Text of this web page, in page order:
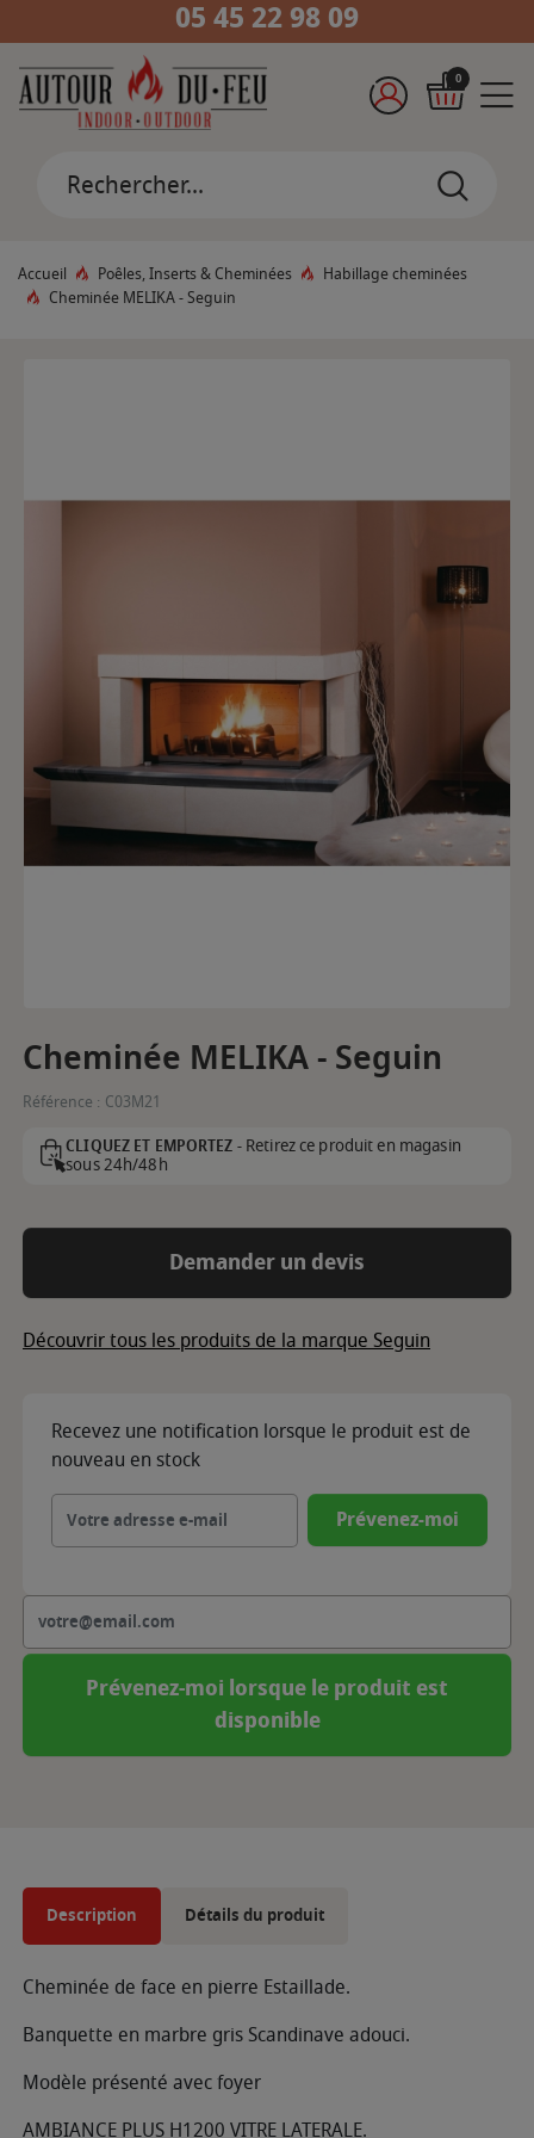
05 45 22 98 09
0
Accueil Poêles, Inserts & Cheminées
Habillage cheminées
Cheminée MELIKA - Seguin
Cheminée MELIKA - Seguin
Référence : C03M21
CLIQUEZ ET EMPORTEZ -Retirez ce produit en magasin
sous 24h/48h
Demander un devis
Découvrir tous les produits de la marque Seguin
Recevez une notification lorsque le produit est de
nouveau en stock
Prévenez-moi
Prévenez-moi lorsque le produit est
disponible
Description Détails du produit
Cheminée de face en pierre Estaillade.
Banquette en marbre gris Scandinave adouci.
Modèle présenté avec foyer
AMBIANCE PLUS H1200 VITRE LATERALE.